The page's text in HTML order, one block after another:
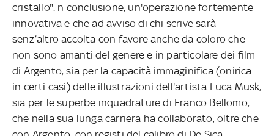
cristallo". n conclusione, un'operazione fortemente
innovativa e che ad avviso di chi scrive sarà
senz’altro accolta con favore anche da coloro che
non sono amanti del genere e in particolare dei film
di Argento, sia per la capacità immaginifica (onirica
in certi casi) delle illustrazioni dell'artista Luca Musk,
sia per le superbe inquadrature di Franco Bellomo,
che nella sua lunga carriera ha collaborato, oltre che